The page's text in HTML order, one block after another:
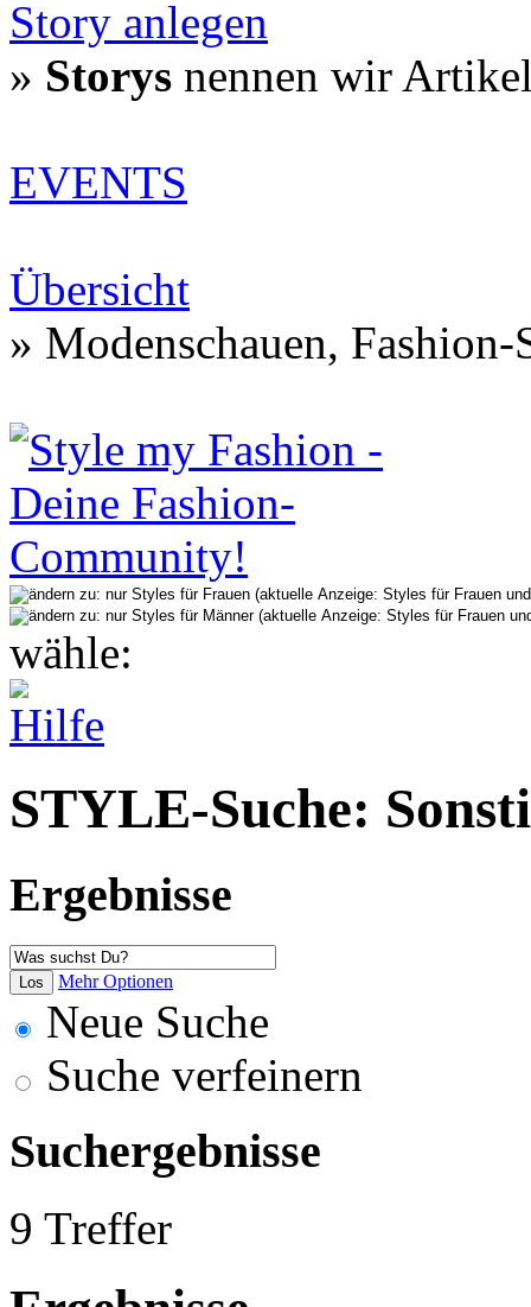
Story anlegen
» Storys nennen wir
EVENTS
Übersicht
» Modenschauen,
wähle:
STYLE-Suche:
Ergebnisse
Mehr Optionen
Neue Suche
Suche verfeinern
Suchergebnisse
9 Treffer